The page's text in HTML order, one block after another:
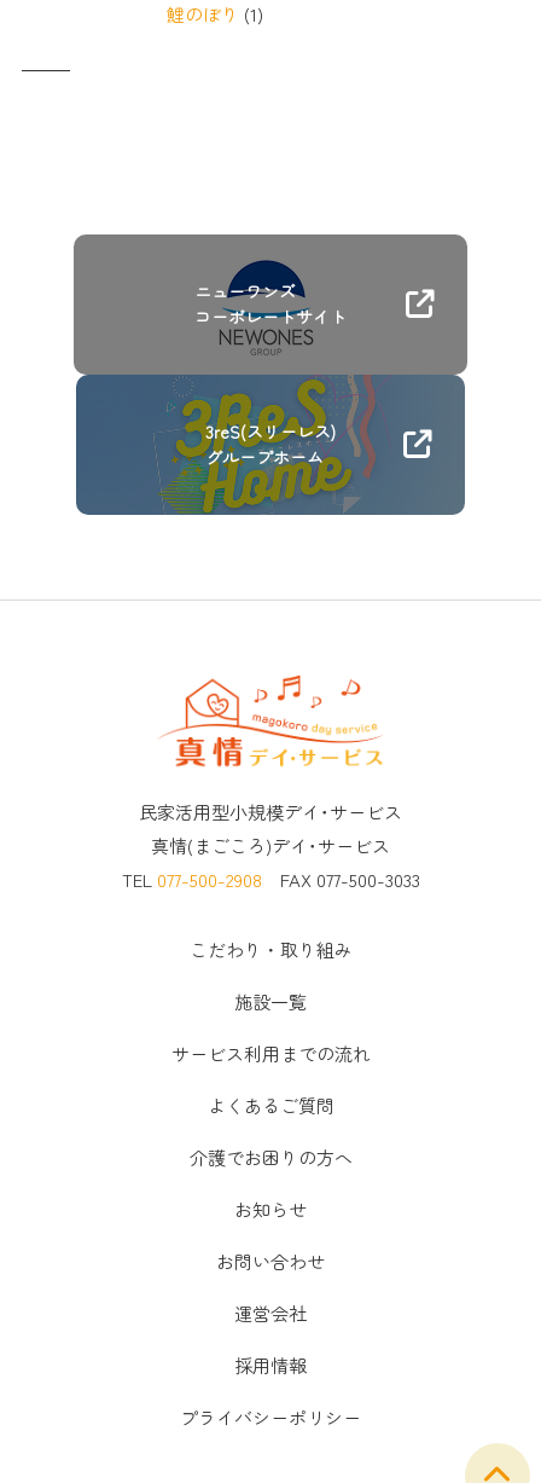
鯉のぼり (1)
ニューワンズ
コーポレートサイト
3reS(スリーレス)
グループホーム
民家活用型小規模デイ･サービス
真情(まごころ)デイ･サービス
TEL 077-500-2908 FAX 077-500-3033
こだわり・取り組み
施設一覧
サービス利用までの流れ
よくあるご質問
介護でお困りの方へ
お知らせ
お問い合わせ
運営会社
採用情報
プライバシーポリシー